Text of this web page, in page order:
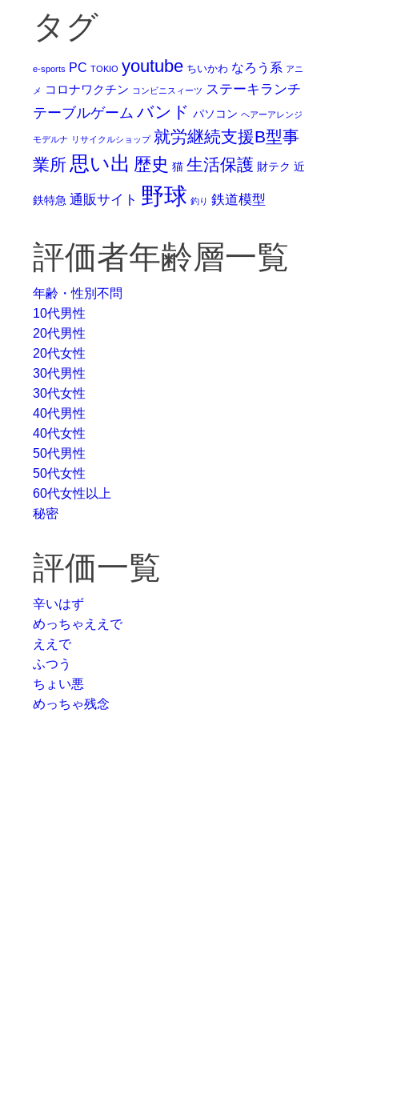
タグ
e-sports PC TOKIO youtube ちいかわ なろう系 アニ
メ コロナワクチン コンビニスィーツ ステーキランチ
テーブルゲーム バンド パソコン ヘアーアレンジ
モデルナ リサイクルショップ 就労継続支援B型事
業所 思い出 歴史 猫 生活保護 財テク 近
鉄特急 通販サイト 野球 釣り 鉄道模型
評価者年齢層一覧
年齢・性別不問
10代男性
20代男性
20代女性
30代男性
30代女性
40代男性
40代女性
50代男性
50代女性
60代女性以上
秘密
評価一覧
辛いはず
めっちゃええで
ええで
ふつう
ちょい悪
めっちゃ残念